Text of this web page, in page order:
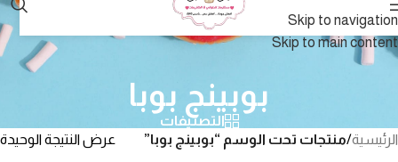
Skip to navigation
Skip to main content
بوبينج بوبا
التصنيفات
الرئيسية/منتجات تحت الوسم “بوبينج بوبا” عرض النتيجة الوحيدة